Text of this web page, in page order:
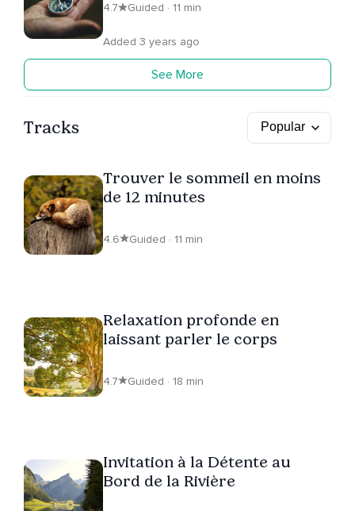
4.7 Guided · 11 min
Added 3 years ago
See More
Tracks
Trouver le sommeil en moins
de 12 minutes
4.6 Guided · 11 min
Relaxation profonde en
laissant parler le corps
4.7 Guided · 18 min
Invitation à la Détente au
Bord de la Rivière